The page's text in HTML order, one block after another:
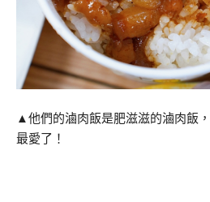
▲他們的滷肉飯是肥滋滋的滷肉飯
最愛了！